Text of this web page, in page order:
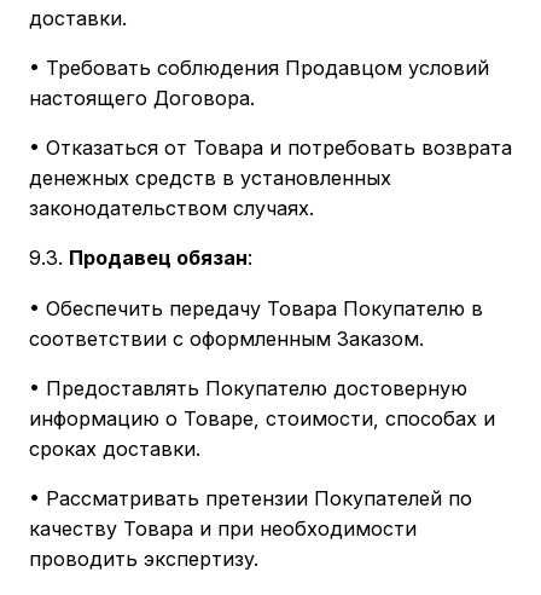
доставки.
• Требовать соблюдения Продавцом условий
настоящего Договора.
• Отказаться от Товара и потребовать возврата
денежных средств в установленных
законодательством случаях.
9.3. Продавец обязан:
• Обеспечить передачу Товара Покупателю в
соответствии с оформленным Заказом.
• Предоставлять Покупателю достоверную
информацию о Товаре, стоимости, способах и
сроках доставки.
• Рассматривать претензии Покупателей по
качеству Товара и при необходимости
проводить экспертизу.